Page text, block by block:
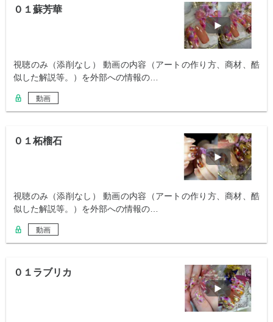
０１蘇芳華
視聴のみ（添削なし） 動画の内容（アートの作り方、商材、酷
似した解説等。）を外部への情報の…
動画
０１柘榴石
視聴のみ（添削なし） 動画の内容（アートの作り方、商材、酷
似した解説等。）を外部への情報の…
動画
０１ラブリカ